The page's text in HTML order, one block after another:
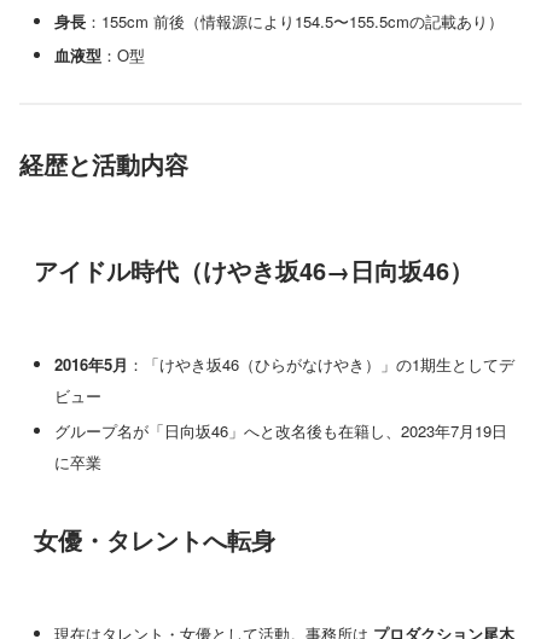
身長：155cm 前後（情報源により154.5〜155.5cmの記載あり）
血液型 ：O型
経歴と活動内容
アイドル時代（けやき坂46→日向坂46）
2016年5月 ：「けやき坂46（ひらがなけやき）」の1期生としてデ
ビュー
グループ名が「日向坂46」へと改名後も在籍し、2023年7月19日
に卒業
女優・タレントへ転身
現在はタレント・女優として活動。事務所は プロダクション尾木